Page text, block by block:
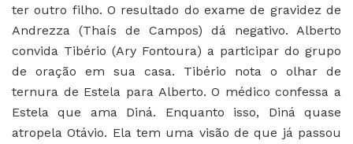
ter outro filho. O resultado do exame de gravidez de
Andrezza (Thaís de Campos) dá negativo. Alberto
convida Tibério (Ary Fontoura) a participar do grupo
de oração em sua casa. Tibério nota o olhar de
ternura de Estela para Alberto. O médico confessa a
Estela que ama Diná. Enquanto isso, Diná quase
atropela Otávio. Ela tem uma visão de que já passou